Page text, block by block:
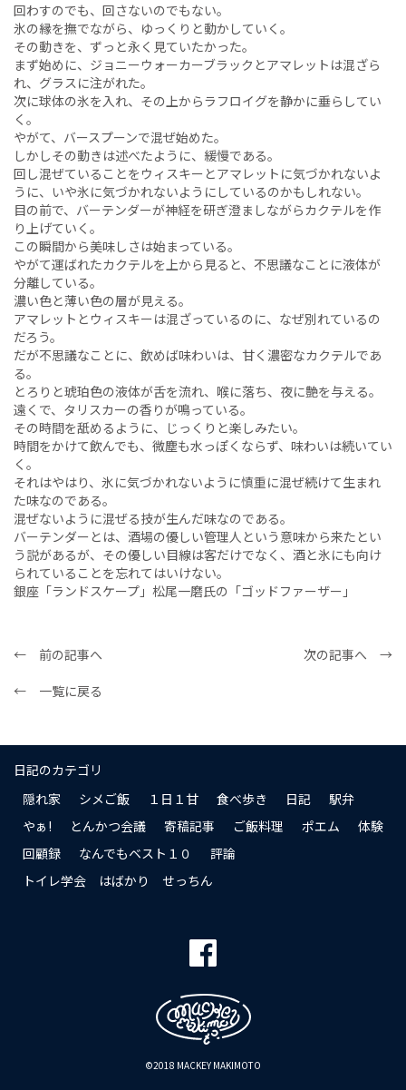
回わすのでも、回さないのでもない。
氷の縁を撫でながら、ゆっくりと動かしていく。
その動きを、ずっと永く見ていたかった。
まず始めに、ジョニーウォーカーブラックとアマレットは混ざら
れ、グラスに注がれた。
次に球体の氷を入れ、その上からラフロイグを静かに垂らしてい
く。
やがて、バースプーンで混ぜ始めた。
しかしその動きは述べたように、緩慢である。
回し混ぜていることをウィスキーとアマレットに気づかれないよ
うに、いや氷に気づかれないようにしているのかもしれない。
目の前で、バーテンダーが神経を研ぎ澄ましながらカクテルを作
り上げていく。
この瞬間から美味しさは始まっている。
やがて運ばれたカクテルを上から見ると、不思議なことに液体が
分離している。
濃い色と薄い色の層が見える。
アマレットとウィスキーは混ざっているのに、なぜ別れているの
だろう。
だが不思議なことに、飲めば味わいは、甘く濃密なカクテルであ
る。
とろりと琥珀色の液体が舌を流れ、喉に落ち、夜に艶を与える。
遠くで、タリスカーの香りが鳴っている。
その時間を舐めるように、じっくりと楽しみたい。
時間をかけて飲んでも、微塵も水っぽくならず、味わいは続いてい
く。
それはやはり、氷に気づかれないように慎重に混ぜ続けて生まれ
た味なのである。
混ぜないように混ぜる技が生んだ味なのである。
バーテンダーとは、酒場の優しい管理人という意味から来たとい
う説があるが、その優しい目線は客だけでなく、酒と氷にも向け
られていることを忘れてはいけない。
銀座「ランドスケープ」松尾一磨氏の「ゴッドファーザー」
← 前の記事へ
次の記事へ →
← 一覧に戻る
日記のカテゴリ
隠れ家
シメご飯 １日１甘 食べ歩き 日記
駅弁
やぁ!
とんかつ会議 寄稿記事 ご飯料理 ポエム
体験
回顧録
なんでもベスト１０
評論
トイレ学会 はばかり せっちん
©2018 MACKEY MAKIMOTO